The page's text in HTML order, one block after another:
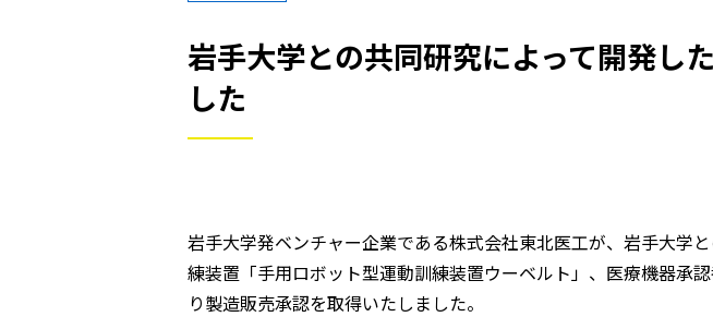
岩手大学との共同研究によって開発し
した
岩手大学発ベンチャー企業である株式会社東北医工が、岩手大学
練装置「手用ロボット型運動訓練装置ウーベルト」、医療機器承
り製造販売承認を取得いたしました。